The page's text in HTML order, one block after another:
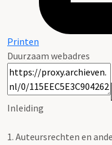
Printen
Duurzaam webadres
Inleiding
1. Auteursrechten en